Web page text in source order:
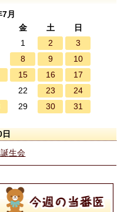
月
金 土
日
1
2
3
8 9
10
15 16
17
22 23
24
29 30
31
生会